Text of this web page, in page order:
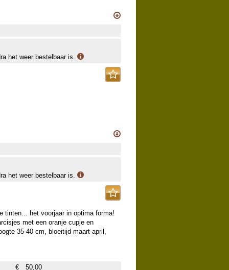
het weer bestelbaar is.
het weer bestelbaar is.
tinten... het voorjaar in optima forma!
met een oranje cupje en
35-40 cm, bloeitijd maart-april,
€ 50,00